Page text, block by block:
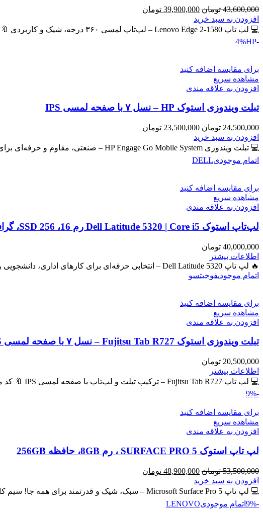
43,600,000 تومان قیمت
اصلی
43,600,000 تومان
39,900,000 تومان
39,900,000 تومان
افزودن به سبد خرید
💻 لپ تاپ Lenovo Edge 2-1580 – لپ‌تاپ لمسی ۳۶۰ درجه، شیک و کاربردی 🔖 کد محصول: #41137 🎁 #ارسال_رایگان
-4%
HP
برای مقایسه اضافه کنید
مشاهده سریع
افزودن به علاقه مندی
تبلت ویندوزی استوک HP – نسل ۷ با صفحه لمسی IPS
24,500,000 تومان قیمت
اصلی
24,500,000 تومان
بود.
23,500,000 تومان
23,500,000 تومان
افزودن به سبد خرید
💻 تبلت ویندوزی HP Engage Go Mobile System – صنعتی، مقاوم و حرفه‌ای برای امور روزمره و دانشجویی و فروشگاهی
اتمام موجودیDELL
برای مقایسه اضافه کنید
مشاهده سریع
افزودن به علاقه مندی
لپ‌تاپ استوک Dell Latitude 5320 | Core i5 رم 16، SSD 256، گرافیک Iris
40,000,000 تومان
اطلاعات بیشتر
🔥 لپ تاپ Dell Latitude 5320 – انتخابی حرفه‌ای برای کارهای اداری، دانشجویی و برنامه‌نویسی 🔖 کد محصول: #41050 بررسی
اتمام موجودیفوجیتسو
برای مقایسه اضافه کنید
مشاهده سریع
افزودن به علاقه مندی
تبلت ویندوزی استوک Fujitsu Tab R727 – نسل ۷ با صفحه لمسی IPS
20,500,000 تومان
اطلاعات بیشتر
💻 لپ تاپ Fujitsu Tab R727 – ترکیب تبلت و لپ‌تاپ با صفحه لمسی IPS 🔖 کد محصول: #40765 💎
-9%
برای مقایسه اضافه کنید
مشاهده سریع
افزودن به علاقه مندی
لپ تاپ استوک SURFACE PRO 5 ، رم 8GB، حافظه 256GB
53,500,000 تومان قیمت
اصلی
53,500,000 تومان
بود.
48,900,000 تومان
48,900,000 تومان
افزودن به سبد خرید
💻 لپ تاپ Microsoft Surface Pro 5 – سبک، شیک و قدرتمند برای همه جا! سیم کارت خور 🔖 کد
-9%
اتمام موجودیLENOVO